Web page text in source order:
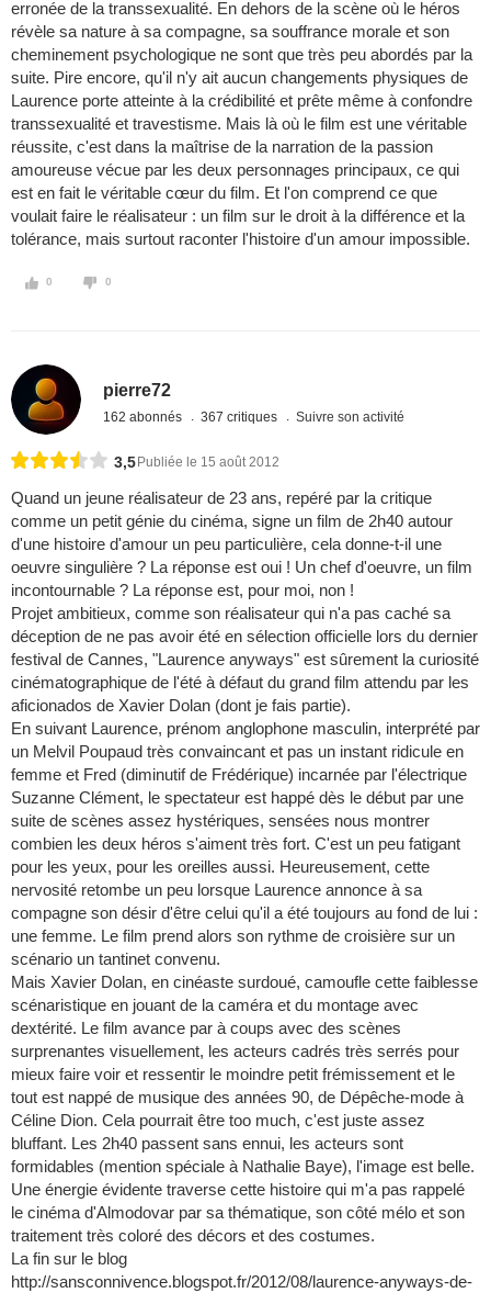
erronée de la transsexualité. En dehors de la scène où le héros
révèle sa nature à sa compagne, sa souffrance morale et son
cheminement psychologique ne sont que très peu abordés par la
suite. Pire encore, qu'il n'y ait aucun changements physiques de
Laurence porte atteinte à la crédibilité et prête même à confondre
transsexualité et travestisme. Mais là où le film est une véritable
réussite, c'est dans la maîtrise de la narration de la passion
amoureuse vécue par les deux personnages principaux, ce qui
est en fait le véritable cœur du film. Et l'on comprend ce que
voulait faire le réalisateur : un film sur le droit à la différence et la
tolérance, mais surtout raconter l'histoire d'un amour impossible.
0 0
pierre72
162 abonnés 367 critiques Suivre son activité
3,5 Publiée le 15 août 2012
Quand un jeune réalisateur de 23 ans, repéré par la critique
comme un petit génie du cinéma, signe un film de 2h40 autour
d'une histoire d'amour un peu particulière, cela donne-t-il une
oeuvre singulière ? La réponse est oui ! Un chef d'oeuvre, un film
incontournable ? La réponse est, pour moi, non !
Projet ambitieux, comme son réalisateur qui n'a pas caché sa
déception de ne pas avoir été en sélection officielle lors du dernier
festival de Cannes, "Laurence anyways" est sûrement la curiosité
cinématographique de l'été à défaut du grand film attendu par les
aficionados de Xavier Dolan (dont je fais partie).
En suivant Laurence, prénom anglophone masculin, interprété par
un Melvil Poupaud très convaincant et pas un instant ridicule en
femme et Fred (diminutif de Frédérique) incarnée par l'électrique
Suzanne Clément, le spectateur est happé dès le début par une
suite de scènes assez hystériques, sensées nous montrer
combien les deux héros s'aiment très fort. C'est un peu fatigant
pour les yeux, pour les oreilles aussi. Heureusement, cette
nervosité retombe un peu lorsque Laurence annonce à sa
compagne son désir d'être celui qu'il a été toujours au fond de lui :
une femme. Le film prend alors son rythme de croisière sur un
scénario un tantinet convenu.
Mais Xavier Dolan, en cinéaste surdoué, camoufle cette faiblesse
scénaristique en jouant de la caméra et du montage avec
dextérité. Le film avance par à coups avec des scènes
surprenantes visuellement, les acteurs cadrés très serrés pour
mieux faire voir et ressentir le moindre petit frémissement et le
tout est nappé de musique des années 90, de Dépêche-mode à
Céline Dion. Cela pourrait être too much, c'est juste assez
bluffant. Les 2h40 passent sans ennui, les acteurs sont
formidables (mention spéciale à Nathalie Baye), l'image est belle.
Une énergie évidente traverse cette histoire qui m'a pas rappelé
le cinéma d'Almodovar par sa thématique, son côté mélo et son
traitement très coloré des décors et des costumes.
La fin sur le blog
http://sansconnivence.blogspot.fr/2012/08/laurence-anyways-de-